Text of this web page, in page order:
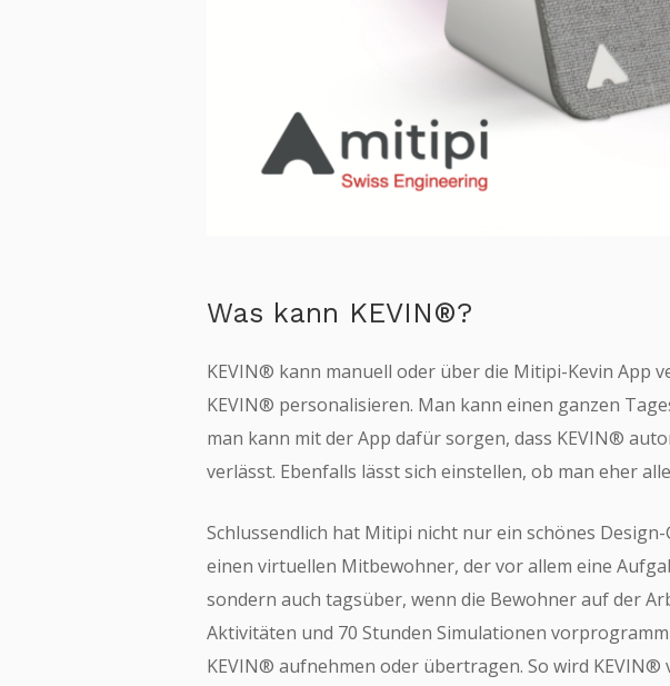
Was kann KEVIN®?
KEVIN® kann manuell oder über die Mitipi-Kevin App
KEVIN® personalisieren. Man kann einen ganzen
man kann mit der App dafür sorgen, dass KEVIN®
verlässt. Ebenfalls lässt sich einstellen, ob man eher
Schlussendlich hat Mitipi nicht nur ein schönes
einen virtuellen Mitbewohner, der vor allem eine
sondern auch tagsüber, wenn die Bewohner auf der
Aktivitäten und 70 Stunden Simulationen
KEVIN® aufnehmen oder übertragen. So wird